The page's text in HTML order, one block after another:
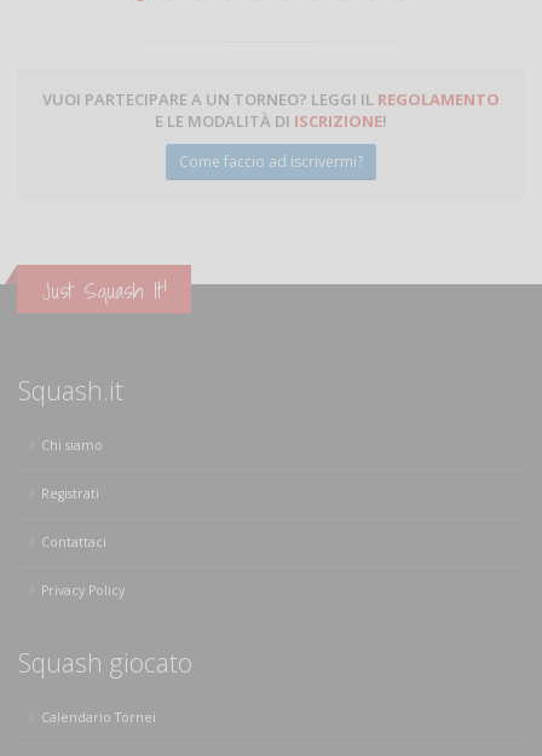
VUOI PARTECIPARE A UN TORNEO? LEGGI IL REGOLAMENTO
E LE MODALITÀ DI ISCRIZIONE!
Come faccio ad iscrivermi?
Just Squash It!
Squash.it
Chi siamo
Registrati
Contattaci
Privacy Policy
Squash giocato
Calendario Tornei